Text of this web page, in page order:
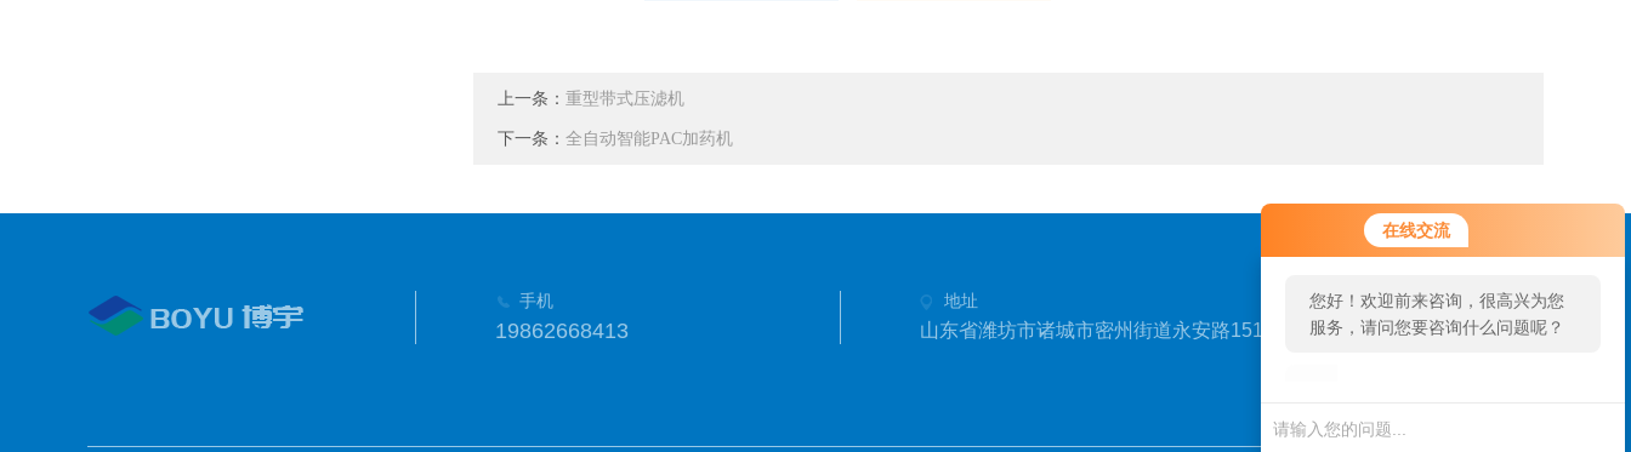
在线交流
您好！欢迎前来咨询，很高兴为您
服务，请问您要咨询什么问题呢？
您好，看您停留很久了，是否找到
了需求产品，您可以直接在线与我
上一条： 重型带式压滤机
下一条： 全自动智能PAC加药机
手机
19862668413
地址
山东省潍坊市诸城市密州街道永安路151号